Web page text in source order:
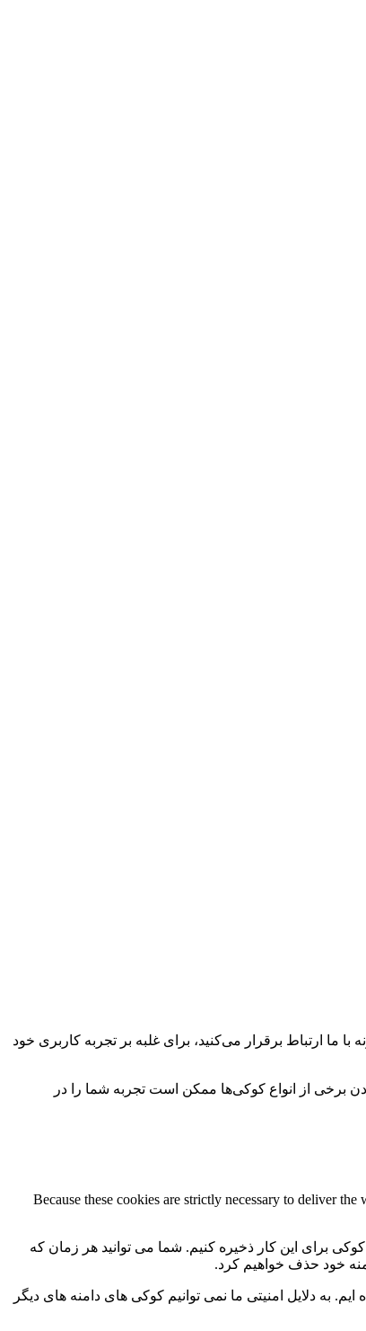
ما ارتباط برقرار می‌کنید، برای غلبه بر تجربه کاربری خود
برخی از انواع کوکی‌ها ممکن است تجربه شما را در
Because these cookies are strictly necessary to deliver
کوکی برای این کار ذخیره کنیم. شما می توانید هر زمان که
خود حذف خواهیم کرد.
به دلایل امنیتی ما نمی توانیم کوکی های دامنه های دیگر